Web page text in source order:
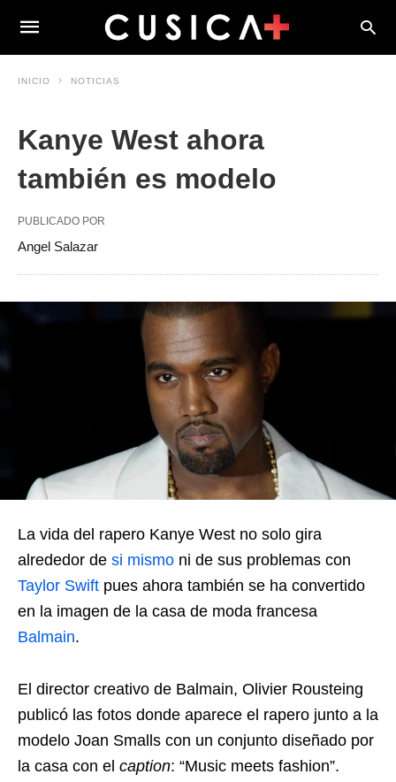
INICIO NOTICIAS
Kanye West ahora
también es modelo
PUBLICADO POR
Angel Salazar
La vida del rapero Kanye West no solo gira
alrededor de si mismo ni de sus problemas con
Taylor Swift pues ahora también se ha convertido
en la imagen de la casa de moda francesa
Balmain.
El director creativo de Balmain, Olivier Rousteing
publicó las fotos donde aparece el rapero junto a la
modelo Joan Smalls con un conjunto diseñado por
la casa con el caption: “Music meets fashion”.